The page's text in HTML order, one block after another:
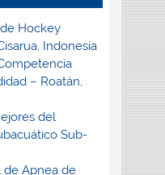
Hockey
Indonesia
– Roatán,
del
Sub-
de Apnea de